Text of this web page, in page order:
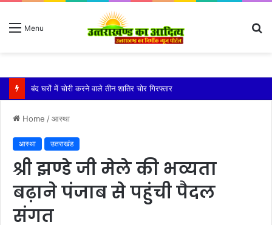
Menu
बारिश ने बढ़ाई दहशत, दरकने लगी जमीन, 10 परिवारों ने छोड़े घर
Home /आस्था
आस्था उतराखंड
श्री झण्डे जी मेले की भव्यता
बढ़ाने पंजाब से पहुंची पैदल
संगत